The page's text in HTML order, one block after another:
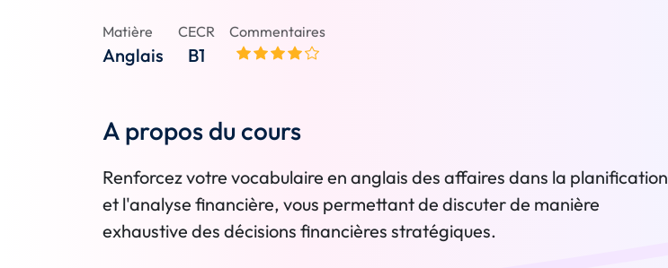
Matière
Anglais
CECR
B1
Commentaires
A propos du cours
Renforcez votre vocabulaire en anglais des affaires dans la planification
et l'analyse financière, vous permettant de discuter de manière
exhaustive des décisions financières stratégiques.